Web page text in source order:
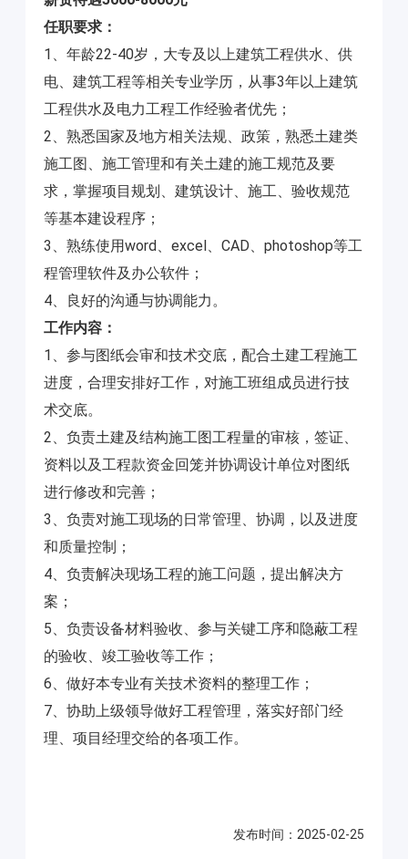
任职要求：
1、年龄22-40岁，大专及以上建筑工程供水、供
电、建筑工程等相关专业学历，从事3年以上建筑
工程供水及电力工程工作经验者优先；
2、熟悉国家及地方相关法规、政策，熟悉土建类
施工图、施工管理和有关土建的施工规范及要
求，掌握项目规划、建筑设计、施工、验收规范
等基本建设程序；
3、熟练使用word、excel、CAD、photoshop等工
程管理软件及办公软件；
4、良好的沟通与协调能力。
工作内容：
1、参与图纸会审和技术交底，配合土建工程施工
进度，合理安排好工作，对施工班组成员进行技
术交底。
2、负责土建及结构施工图工程量的审核，签证、
资料以及工程款资金回笼并协调设计单位对图纸
进行修改和完善；
3、负责对施工现场的日常管理、协调，以及进度
和质量控制；
4、负责解决现场工程的施工问题，提出解决方
案；
5、负责设备材料验收、参与关键工序和隐蔽工程
的验收、竣工验收等工作；
6、做好本专业有关技术资料的整理工作；
7、协助上级领导做好工程管理，落实好部门经
理、项目经理交给的各项工作。
发布时间：2025-02-25